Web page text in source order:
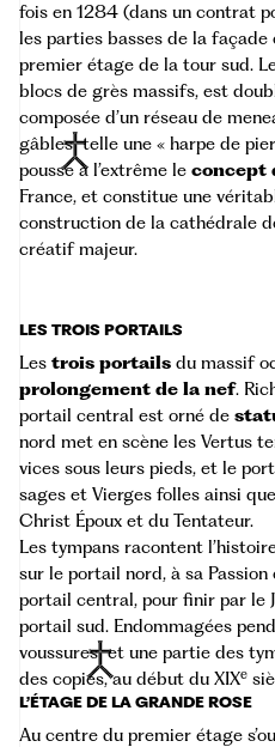
fois en 1284 (dans un contrat
les parties basses de la façade
premier étage de la tour sud.
blocs de grès massifs, est
composée d’un réseau de
gâbles telle une « harpe de
pousse à l’extrême le concept
France, et constitue une
construction de la cathédrale
créatif majeur.
LES TROIS PORTAILS
Les trois portails du massif
prolongement de la nef.
portail central est orné de
nord met en scène les Vertus
vices sous leurs pieds, et le
sages et Vierges folles ainsi
Christ Époux et du Tentateur.
Les tympans racontent
sur le portail nord, à sa
portail central, pour finir par le
portail sud. Endommagées
voussures et une partie des
des copies, au début du XIXe
L’ÉTAGE DE LA GRANDE ROSE
Au centre du premier étage